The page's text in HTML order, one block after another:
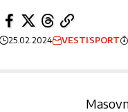
25.02.2024 VESTISPORT